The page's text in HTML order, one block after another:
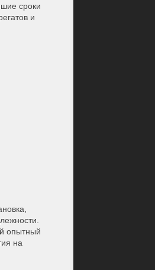
сроки
и
опытный
на